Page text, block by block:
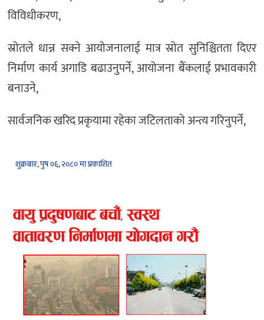
विविधीकरण,
स्रोतले धान्न सक्ने आयोजनालाई मात्र स्रोत सुनिश्चितता दिएर
निर्माण कार्य अगाडि बढाउनुपर्ने, आयोजना बैंकलाई प्रभावकारी
बनाउने,
सार्वजनिक खरिद प्रकृयामा रहेका जटिलताको अन्त्य गरिनुपर्ने,
शुक्रबार, पुष ०६, २०८० मा प्रकाशित